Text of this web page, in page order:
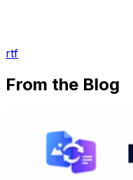
rtf
From the Blog